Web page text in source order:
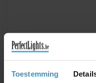
Toestemming
INBOUWSPOT SNEAK
TRIMLESS 1.0 LED
zwart/goud